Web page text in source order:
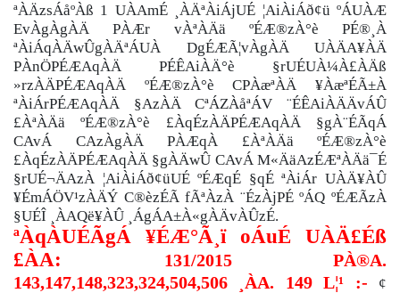
ªÀÄzsÁåºÀß 1 UÀAmÉ ¸ÀÄªÀiÁjUÉ ¦AiÀiÁð¢ü ºÁUÀÆ
EvÀgÀgÀÄ PÀÆr vÀªÀÄä ºÉÆ®zÀ°è PÉ®¸À
ªÀiÁqÀÄwÛgÀÄªÁUÀ DgÉÆÃ¦vÀgÀÄ UÀÄA¥ÀÄ
PÀnÖPÉÆAqÀÄ PÉÊAiÀÄ°è §rUÉUÀ¼À£ÀÄß
»rzÀÄPÉÆAqÀÄ ºÉÆ®zÀ°è CPÀæªÀÄ ¥ÀæªÉÃ±À
ªÀiÁrPÉÆAqÀÄ §AzÀÄ CªÁZÀåªÁV ¨ÉÊAiÀÄÄvÁÛ
£ÀªÀÄä ºÉÆ®zÀ°è £ÀqÉzÀÄPÉÆAqÀÄ §gÀ¨ÉÃqÁ
CAvÁ CAzÀgÀÄ PÀÆqÀ £ÀªÀÄä ºÉÆ®zÀ°è
£ÀqÉzÀÄPÉÆAqÀÄ §gÀÄwÛ CAvÁ M«ÄäAzÉÆªÀÄä¯É
§rUÉ¬ÄAzÀ ¦AiÀiÁð¢üUÉ ºÉÆqÉ §qÉ ªÀiÁr UÀÄ¥ÀÛ
¥ÉmÁÖV¹zÀÄÝ C®èzÉÃ fÃªÀzÀ ¨ÉzÀjPÉ ºÁQ ºÉÆÃzÀ
§UÉÎ ¸ÀAQë¥ÀÛ ¸ÁgÁA±À«gÀÄvÀÛzÉ.
ªÀqÀUÉÃgÁ ¥ÉÆ°Ã¸ï oÁuÉ UÀÄ£Éß
£ÀA:
131/2015 PÀ®A.
143,147,148,323,324,504,506 ¸ÀA. 149L¦¹ :-
¢